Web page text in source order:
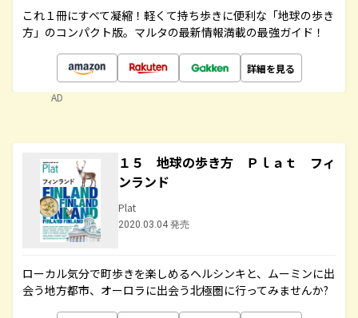
これ１冊にすべて凝縮！軽くて持ち歩きに便利な「地球の歩き
方」のコンパクト版。マルタの最新情報満載の最強ガイド！
詳細を見る
AD
１５ 地球の歩き方 Ｐｌａｔ フィ
ンランド
Plat
2020.03.04 発売
ローカル気分で町歩きを楽しめるヘルシンキと、ムーミンに出
会う地方都市、オーロラに出会う北極圏に行ってみませんか?